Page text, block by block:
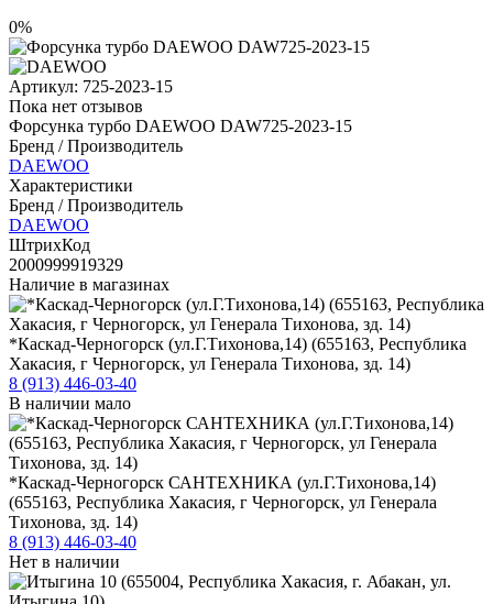
0%
Артикул: 725-2023-15
Пока нет отзывов
Форсунка турбо DAEWOO DAW725-2023-15
Бренд / Производитель
DAEWOO
Характеристики
Бренд / Производитель
DAEWOO
ШтрихКод
2000999919329
Наличие в магазинах
*Каскад-Черногорск (ул.Г.Тихонова,14) (655163, Республика
Хакасия, г Черногорск, ул Генерала Тихонова, зд. 14)
8 (913) 446-03-40
В наличии мало
*Каскад-Черногорск САНТЕХНИКА (ул.Г.Тихонова,14)
(655163, Республика Хакасия, г Черногорск, ул Генерала
Тихонова, зд. 14)
8 (913) 446-03-40
Нет в наличии